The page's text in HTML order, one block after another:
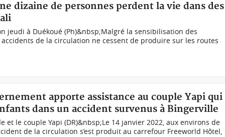
dizaine de personnes perdent la vie dans des
jeudi à Duékoué (Ph)&nbsp;Malgré la sensibilisation des
de la circulation ne cessent de produire sur les routes
apporte assistance au couple Yapi qui
dans un accident survenus à Bingerville
et le couple Yapi (DR)&nbsp;Le 14 janvier 2022, aux environs de
de la circulation s’est produit au carrefour Freeworld Hôtel,